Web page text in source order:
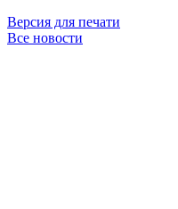
Версия для печати
Все новости